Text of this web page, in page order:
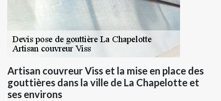
Artisan couvreur Viss et la mise en place des
gouttières dans la ville de La Chapelotte et
ses environs